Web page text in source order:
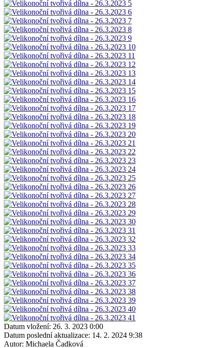
Datum vložení: 26. 3. 2023 0:00
Datum poslední aktualizace: 14. 2. 2024 9:38
Autor: Michaela Čadková